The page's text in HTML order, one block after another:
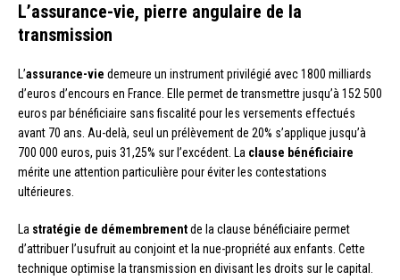
L’assurance-vie, pierre angulaire de la
transmission
L’assurance-vie demeure un instrument privilégié avec 1800 milliards
d’euros d’encours en France. Elle permet de transmettre jusqu’à 152 500
euros par bénéficiaire sans fiscalité pour les versements effectués
avant 70 ans. Au-delà, seul un prélèvement de 20% s’applique jusqu’à
700 000 euros, puis 31,25% sur l’excédent. La clause bénéficiaire
mérite une attention particulière pour éviter les contestations
ultérieures.
La stratégie de démembrementde la clause bénéficiaire permet
d’attribuer l’usufruit au conjoint et la nue-propriété aux enfants. Cette
technique optimise la transmission en divisant les droits sur le capital.